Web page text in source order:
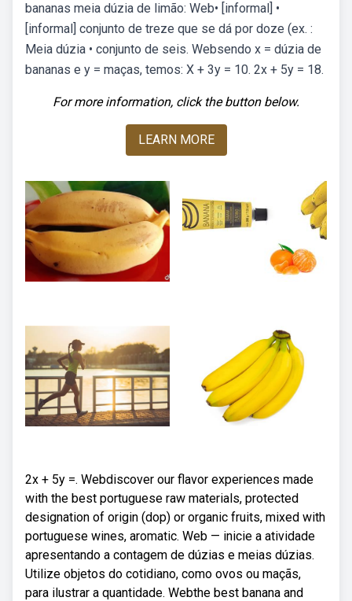
bananas meia dúzia de limão: Web• [informal] •
[informal] conjunto de treze que se dá por doze (ex. :
Meia dúzia • conjunto de seis. Websendo x = dúzia de
bananas e y = maças, temos: X + 3y = 10. 2x + 5y = 18.
For more information, click the button below.
LEARN MORE
2x + 5y =. Webdiscover our flavor experiences made
with the best portuguese raw materials, protected
designation of origin (dop) or organic fruits, mixed with
portuguese wines, aromatic. Web — inicie a atividade
apresentando a contagem de dúzias e meias dúzias.
Utilize objetos do cotidiano, como ovos ou maçãs,
para ilustrar a quantidade. Webthe best banana and